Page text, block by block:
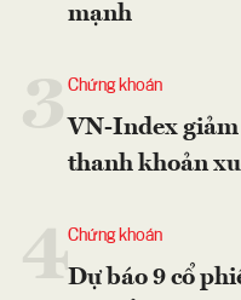
mạnh
Chứng khoán
VN-Index
thanh khoản
4Chứng khoán
Dự báo 9 cổ